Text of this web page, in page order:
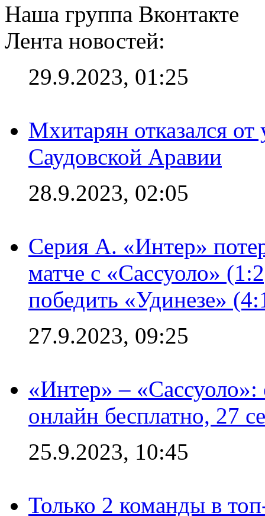
Наша группа Вконтакте
Лента новостей:
29.9.2023, 01:25
Мхитарян отказался от
Саудовской Аравии
28.9.2023, 02:05
Серия А. «Интер»
матче с «Сассуоло»
победить «Удинезе»
27.9.2023, 09:25
«Интер» –
онлайн бесплатно, 27
25.9.2023, 10:45
Только 2 команды в